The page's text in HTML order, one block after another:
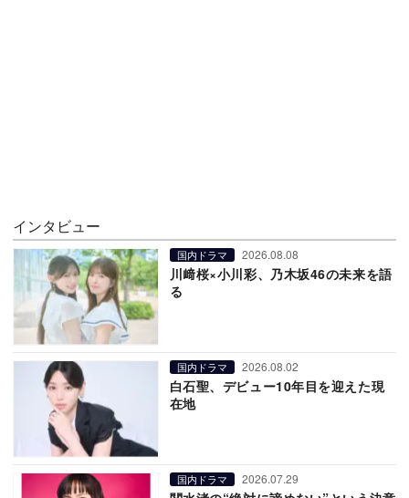
インタビュー
国内ドラマ 2026.08.08
川﨑桜×小川彩、乃木坂46の未来を語
る
国内ドラマ 2026.08.02
白石聖、デビュー10年目を迎えた現
在地
国内ドラマ 2026.07.29